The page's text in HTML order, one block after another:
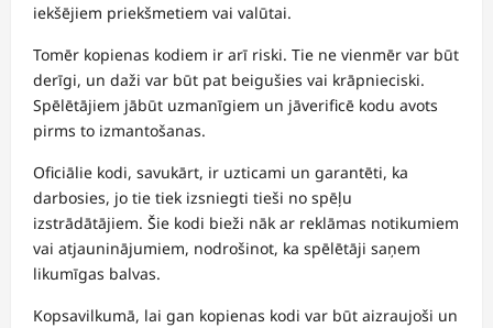
iekšējiem priekšmetiem vai valūtai.
Tomēr kopienas kodiem ir arī riski. Tie ne vienmēr var būt
derīgi, un daži var būt pat beigušies vai krāpnieciski.
Spēlētājiem jābūt uzmanīgiem un jāverificē kodu avots
pirms to izmantošanas.
Oficiālie kodi, savukārt, ir uzticami un garantēti, ka
darbosies, jo tie tiek izsniegti tieši no spēļu
izstrādātājiem. Šie kodi bieži nāk ar reklāmas notikumiem
vai atjauninājumiem, nodrošinot, ka spēlētāji saņem
likumīgas balvas.
Kopsavilkumā, lai gan kopienas kodi var būt aizraujoši un